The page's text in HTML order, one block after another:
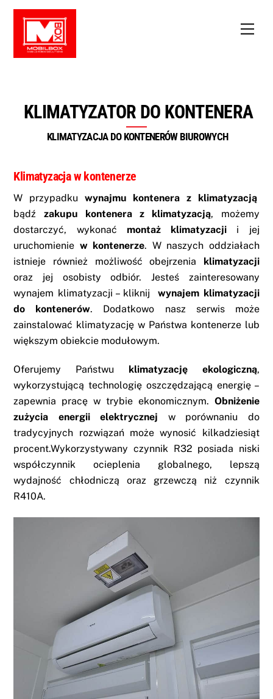
Skip
content
KLIMATYZATOR DO KONTENERA
KLIMATYZACJA DO KONTENERÓW BIUROWYCH
Klimatyzacja w kontenerze
W przypadku wynajmu kontenera z klimatyzacją
bądź zakupu kontenera z klimatyzacją, możemy
dostarczyć, wykonać montaż klimatyzacji i jej
uruchomienie w kontenerze. W naszych oddziałach
istnieje również możliwość obejrzenia klimatyzacji
oraz jej osobisty odbiór. Jesteś zainteresowany
wynajem klimatyzacji – kliknijwynajem klimatyzacji
do kontenerów. Dodatkowo nasz serwismoże
zainstalować klimatyzację w Państwa kontenerze lub
większym obiekcie modułowym.
Oferujemy Państwu klimatyzację ekologiczną,
wykorzystującą technologię oszczędzającą energię –
zapewnia pracę w trybie ekonomicznym. Obniżenie
zużycia energii elektrycznej w porównaniu do
tradycyjnych rozwiązań może wynosić kilkadziesiąt
procent.Wykorzystywany czynnik R32 posiada niski
współczynnik ocieplenia globalnego, lepszą
wydajność chłodniczą oraz grzewczą niż czynnik
R410A.